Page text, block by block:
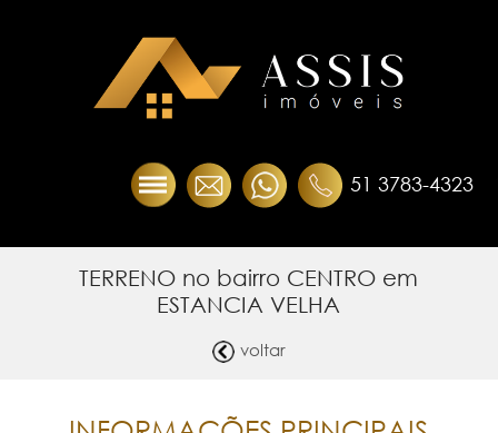
51 3783-4323
TERRENO no bairro CENTRO em
ESTANCIA VELHA
voltar